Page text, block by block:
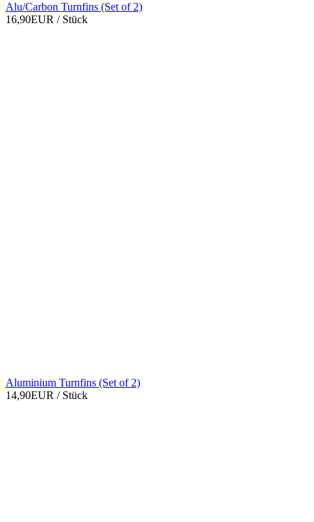
Alu/Carbon Turnfins (Set of 2)
16,90EUR / Stück
Aluminium Turnfins (Set of 2)
14,90EUR / Stück